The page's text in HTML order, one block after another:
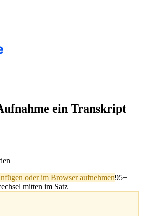
ein Transkript
oder im Browser aufnehmen95+
mitten im Satz